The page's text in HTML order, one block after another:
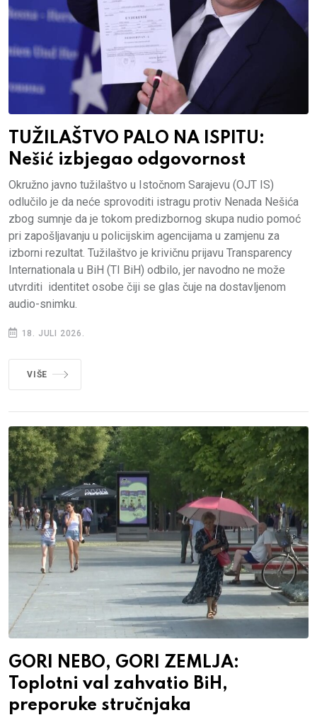
TUŽILAŠTVO PALO NA ISPITU:
Nešić izbjegao odgovornost
Okružno javno tužilaštvo u Istočnom Sarajevu (OJT IS)
odlučilo je da neće sprovoditi istragu protiv Nenada Nešića
zbog sumnje da je tokom predizbornog skupa nudio pomoć
pri zapošljavanju u policijskim agencijama u zamjenu za
izborni rezultat. Tužilaštvo je krivičnu prijavu Transparency
Internationala u BiH (TI BiH) odbilo, jer navodno ne može
utvrditi identitet osobe čiji se glas čuje na dostavljenom
audio-snimku.
18. JULI 2026.
VIŠE
GORI NEBO, GORI ZEMLJA:
Toplotni val zahvatio BiH,
preporuke stručnjaka